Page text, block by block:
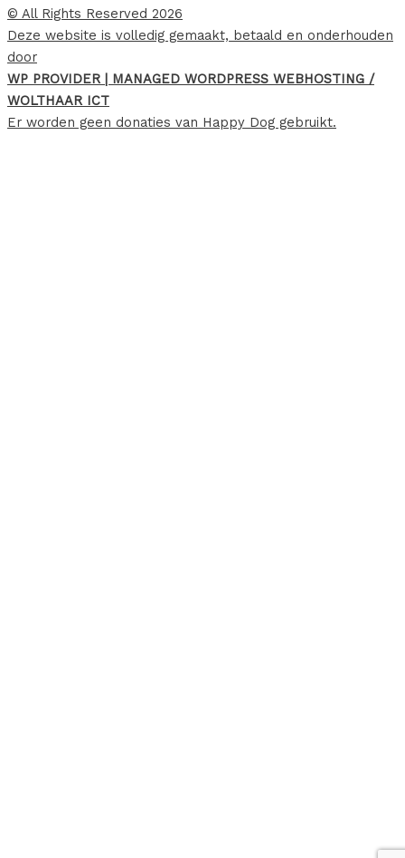
© All Rights Reserved 2026
Deze website is volledig gemaakt, betaald en onderhouden
door
WP PROVIDER | MANAGED WORDPRESS WEBHOSTING /
WOLTHAAR ICT
Er worden geen donaties van Happy Dog gebruikt.